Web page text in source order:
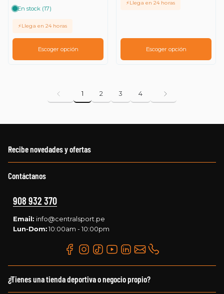
En stock (17)
⚡Llega en 24 horas
Escoger opción
⚡Llega en 24 horas
Escoger opción
1 2 3 4
Recibe novedades y ofertas
Contáctanos
908 932 370
Email: info@centralsport.pe
Lun-Dom: 10:00am - 10:00pm
¿Tienes una tienda deportiva o negocio propio?